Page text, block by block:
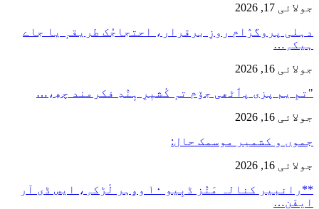
جولائی 17, 2026
دہلی پروگرٛام روزِ برقرار، احتجاجُک طریقہٕ یا جاے
ہیکہِ…
جولائی 16, 2026
"تمِ یم پزی پٲٹھی جۆم تہٕ کٔشیٖرِ ہٕنٛدِ فکرمند چھِ،…
جولائی 16, 2026
جموں و کشمیر موسمک حال:
جولائی 16, 2026
**رانبیر کنالہ مَنٛز ڈبِیو ۱۰ وۄہر لٔڑکہِ، ایس ڈی آر
ایفَن…